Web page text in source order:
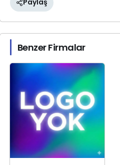
Paylaş
Benzer Firmalar